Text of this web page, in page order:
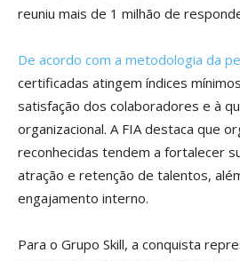
reuniu mais de 1 milhão de
De acordo com a metodologia da
certificadas atingem índices
satisfação dos colaboradores e à
organizacional. A FIA destaca que
reconhecidas tendem a fortalecer
atração e retenção de talentos,
engajamento interno.
Para o Grupo Skill, a conquista